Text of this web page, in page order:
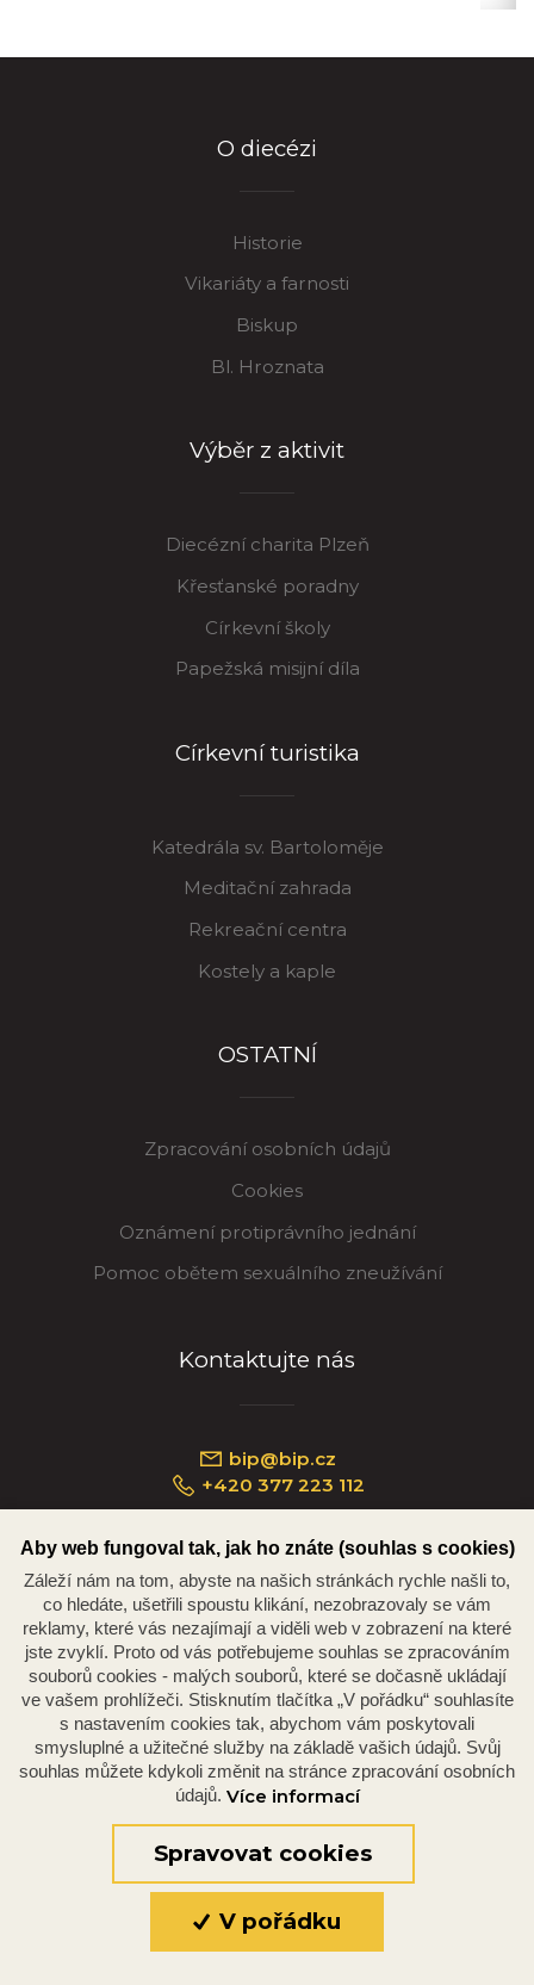
O diecézi
Historie
Vikariáty a farnosti
Biskup
Bl. Hroznata
Výběr z aktivit
Diecézní charita Plzeň
Křesťanské poradny
Církevní školy
Papežská misijní díla
Církevní turistika
Katedrála sv. Bartoloměje
Meditační zahrada
Rekreační centra
Kostely a kaple
OSTATNÍ
Zpracování osobních údajů
Cookies
Oznámení protiprávního jednání
Pomoc obětem sexuálního zneužívání
Kontaktujte nás
bip@bip.cz
+420 377 223 112
Náměstí Republiky 234/35, 301 00 Plzeň
© 2026 Oficiální stránky Plzeňské diecéze
Aby web fungoval tak, jak ho znáte (souhlas s cookies)
Záleží nám na tom, abyste na našich stránkách rychle našli to,
co hledáte, ušetřili spoustu klikání, nezobrazovaly se vám
reklamy, které vás nezajímají a viděli web v zobrazení na které
jste zvyklí. Proto od vás potřebujeme souhlas se zpracováním
souborů cookies - malých souborů, které se dočasně ukládají
ve vašem prohlížeči. Stisknutím tlačítka „V pořádku“ souhlasíte
s nastavením cookies tak, abychom vám poskytovali
smysluplné a užitečné služby na základě vašich údajů. Svůj
souhlas můžete kdykoli změnit na stránce zpracování osobních
údajů. Více informací
Spravovat cookies
V pořádku